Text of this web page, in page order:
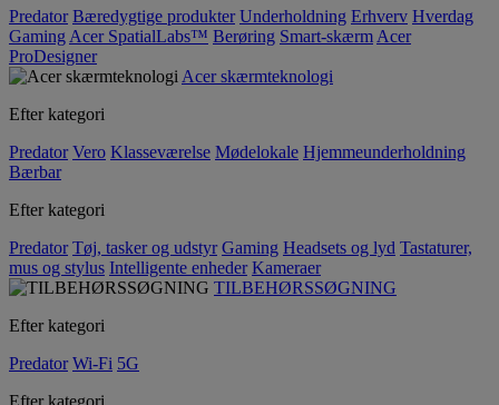
Predator Bæredygtige produkter Underholdning Erhverv Hverdag
Gaming Acer SpatialLabs™ Berøring Smart-skærm Acer
ProDesigner
Acer skærmteknologi
Efter kategori
Predator Vero Klasseværelse Mødelokale Hjemmeunderholdning
Bærbar
Efter kategori
Predator Tøj, tasker og udstyr Gaming Headsets og lyd Tastaturer,
mus og stylus Intelligente enheder Kameraer
TILBEHØRSSØGNING
Efter kategori
Predator Wi-Fi 5G
Efter kategori